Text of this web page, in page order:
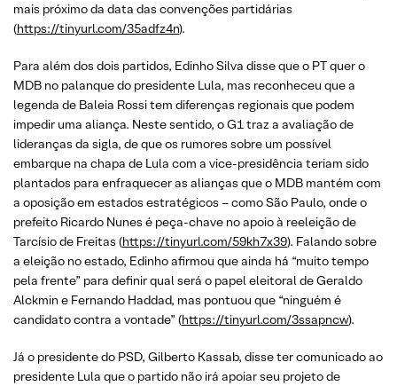
mais próximo da data das convenções partidárias
(https://tinyurl.com/35adfz4n).
Para além dos dois partidos, Edinho Silva disse que o PT quer o
MDB no palanque do presidente Lula, mas reconheceu que a
legenda de Baleia Rossi tem diferenças regionais que podem
impedir uma aliança. Neste sentido, o G1 traz a avaliação de
lideranças da sigla, de que os rumores sobre um possível
embarque na chapa de Lula com a vice-presidência teriam sido
plantados para enfraquecer as alianças que o MDB mantém com
a oposição em estados estratégicos – como São Paulo, onde o
prefeito Ricardo Nunes é peça-chave no apoio à reeleição de
Tarcísio de Freitas (https://tinyurl.com/59kh7x39). Falando sobre
a eleição no estado, Edinho afirmou que ainda há “muito tempo
pela frente” para definir qual será o papel eleitoral de Geraldo
Alckmin e Fernando Haddad, mas pontuou que “ninguém é
candidato contra a vontade” (https://tinyurl.com/3ssapncw).
Já o presidente do PSD, Gilberto Kassab, disse ter comunicado ao
presidente Lula que o partido não irá apoiar seu projeto de